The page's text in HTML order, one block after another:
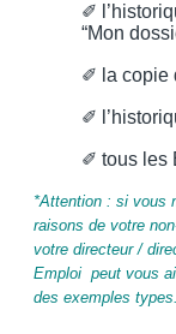
✐
“Mon
✐ la copie
✐
✐ tous les
*Attention : si vous
raisons de votre
votre directeur /
Emploi peut vous
des exemples types.